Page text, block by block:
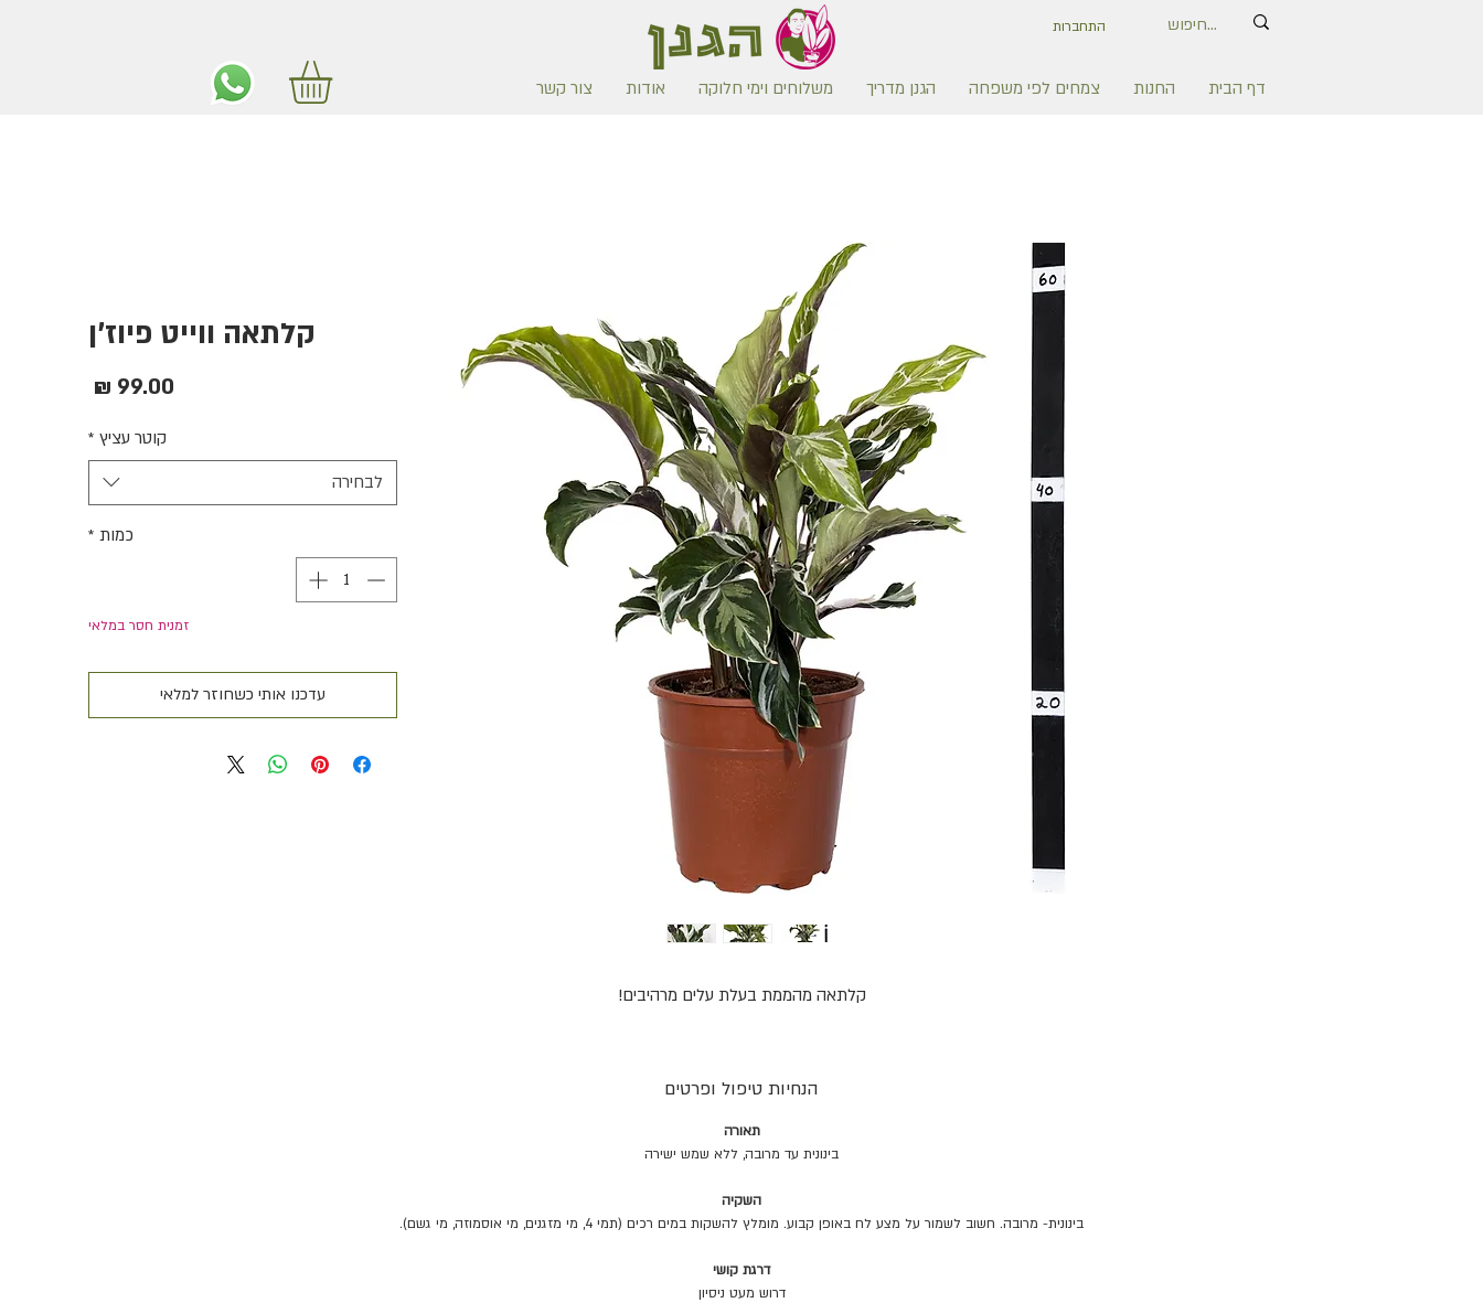
התחברות
דף הבית החנות צמחים לפי משפחה הגנן מדריך משלוחים וימי חלוקה אודות צור קשר
קלתאה ווייט פיוז'ן
קוטר עציץ *
לבחירה
כמות *
זמנית חסר במלאי
עדכנו אותי כשחוזר למלאי
קלתאה מהממת בעלת עלים מרהיבים!
הנחיות טיפול ופרטים
תאורה
בינונית עד מרובה, ללא שמש ישירה
השקיה
בינונית- מרובה. חשוב לשמור על מצע לח באופן קבוע. מומלץ להשקות במים רכים (תמי 4, מי מזגנים, מי אוסמוזה, מי גשם).
דרגת קושי
דרוש מעט ניסיון